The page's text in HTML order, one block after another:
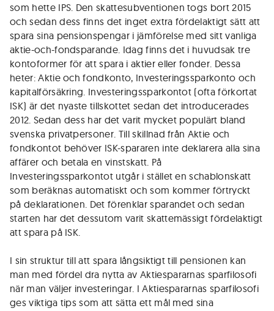
som hette IPS. Den skattesubventionen togs bort 2015
och sedan dess finns det inget extra fördelaktigt sätt att
spara sina pensionspengar i jämförelse med sitt vanliga
aktie-och-fondsparande. Idag finns det i huvudsak tre
kontoformer för att spara i aktier eller fonder. Dessa
heter: Aktie och fondkonto, Investeringssparkonto och
kapitalförsäkring. Investeringssparkontot (ofta förkortat
ISK) är det nyaste tillskottet sedan det introducerades
2012. Sedan dess har det varit mycket populärt bland
svenska privatpersoner. Till skillnad från Aktie och
fondkontot behöver ISK-spararen inte deklarera alla sina
affärer och betala en vinstskatt. På
Investeringssparkontot utgår i stället en schablonskatt
som beräknas automatiskt och som kommer förtryckt
på deklarationen. Det förenklar sparandet och sedan
starten har det dessutom varit skattemässigt fördelaktigt
att spara på ISK.
I sin struktur till att spara långsiktigt till pensionen kan
man med fördel dra nytta av Aktiespararnas sparfilosofi
när man väljer investeringar. I Aktiespararnas sparfilosofi
ges viktiga tips som att sätta ett mål med sina